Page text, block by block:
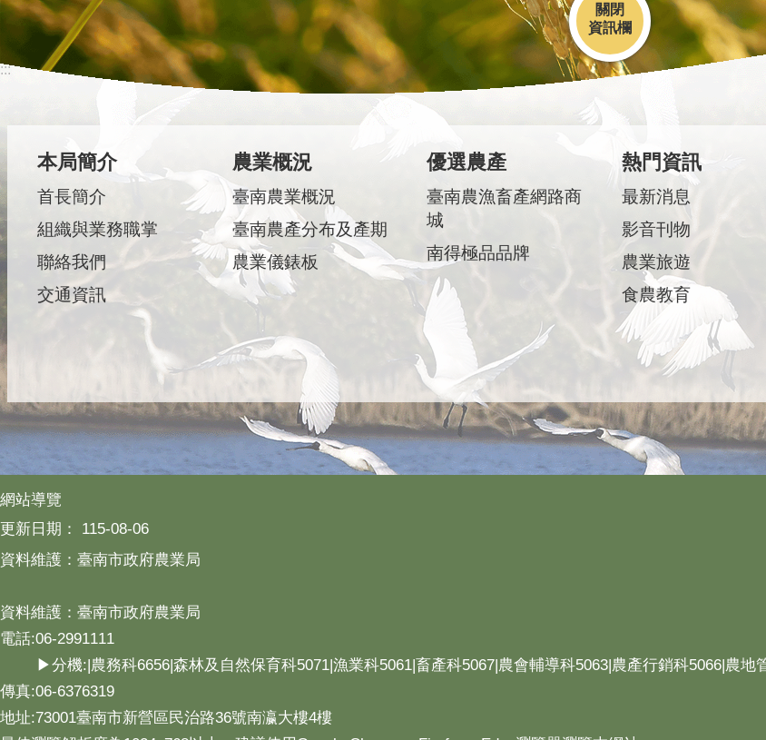
關閉
:::
本局簡介
首長簡介
組織與業務職掌
聯絡我們
交通資訊
農業概況
臺南農業概況
臺南農產分布及產期
農業儀錶板
優選農產
臺南農漁畜產網路商
城
南得極品品牌
熱門資訊
最新消息
影音刊物
農業旅遊
食農教育
網站導覽
更新日期：
115-08-06
資料維護：臺南市政府農業局
資料維護：臺南市政府農業局
電話:06-2991111
▶分機:|農務科6656|森林及自然保育科5071|漁業科5061|畜產科5067|農會輔導科5063|農產行銷科5066|農地
傳真:06-6376319
地址:73001臺南市新營區民治路36號南瀛大樓4樓